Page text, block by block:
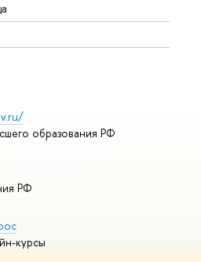
образования РФ
РФ
курсы